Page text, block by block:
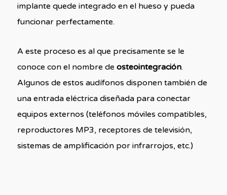
implante quede integrado en el hueso y pueda
funcionar perfectamente.
A este proceso es al que precisamente se le
conoce con el nombre de osteointegración.
Algunos de estos audífonos disponen también de
una entrada eléctrica diseñada para conectar
equipos externos (teléfonos móviles compatibles,
reproductores MP3, receptores de televisión,
sistemas de amplificación por infrarrojos, etc.)